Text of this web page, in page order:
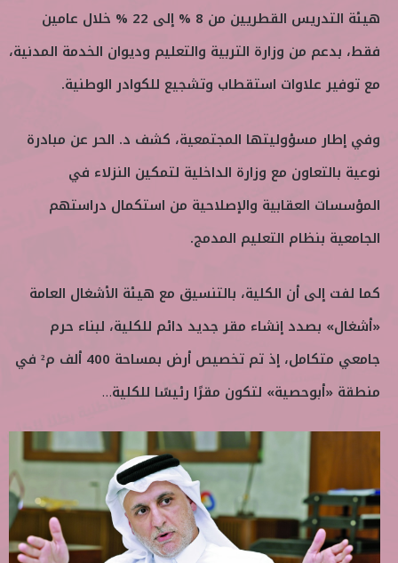
هيئة التدريس القطريين من 8 % إلى 22 % خلال عامين
فقط، بدعم من وزارة التربية والتعليم وديوان الخدمة المدنية،
مع توفير علاوات استقطاب وتشجيع للكوادر الوطنية.
وفي إطار مسؤوليتها المجتمعية، كشف د. الحر عن مبادرة
نوعية بالتعاون مع وزارة الداخلية لتمكين النزلاء في
المؤسسات العقابية والإصلاحية من استكمال دراستهم
الجامعية بنظام التعليم المدمج.
كما لفت إلى أن الكلية، بالتنسيق مع هيئة الأشغال العامة
«أشغال» بصدد إنشاء مقر جديد دائم للكلية، لبناء حرم
جامعي متكامل، إذ تم تخصيص أرض بمساحة 400 ألف م² في
منطقة «أبوحصية» لتكون مقرًا رئيسًا للكلية…